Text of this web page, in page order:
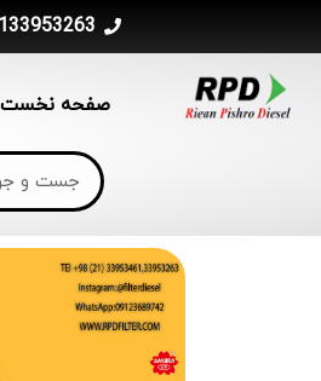
صفحه نخست